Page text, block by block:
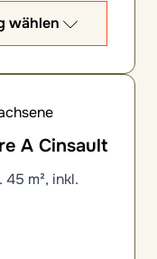
wählen
A Cinsault
m², inkl.